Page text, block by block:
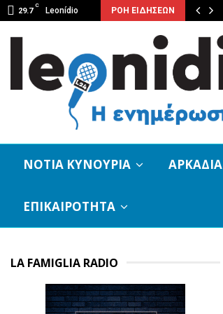
29.7
C
Leonídio ΡΟΗ ΕΙΔΗΣΕΩΝ
έχει Παγωτό»…
ΝΟΤΙΑ ΚΥΝΟΥΡΙΑ ΑΡΚΑΔΙΑ
ΕΠΙΚΑΙΡΟΤΗΤΑ
LA FAMIGLIA RADIO